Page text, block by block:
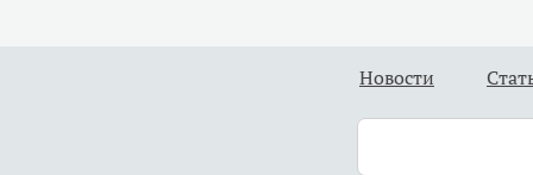
Новости